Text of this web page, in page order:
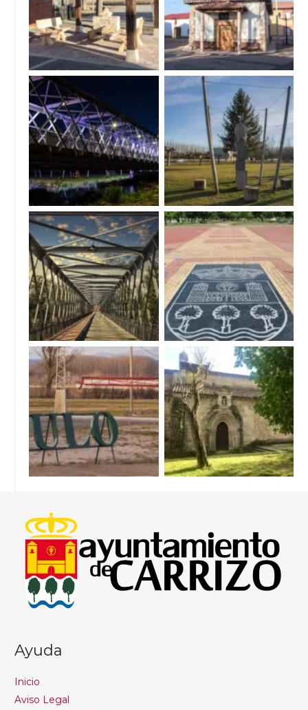
Ayuda
Inicio
Aviso Legal